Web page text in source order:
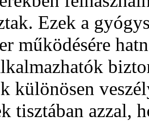
Ezek a
működésére
különösen
tisztában azzal,